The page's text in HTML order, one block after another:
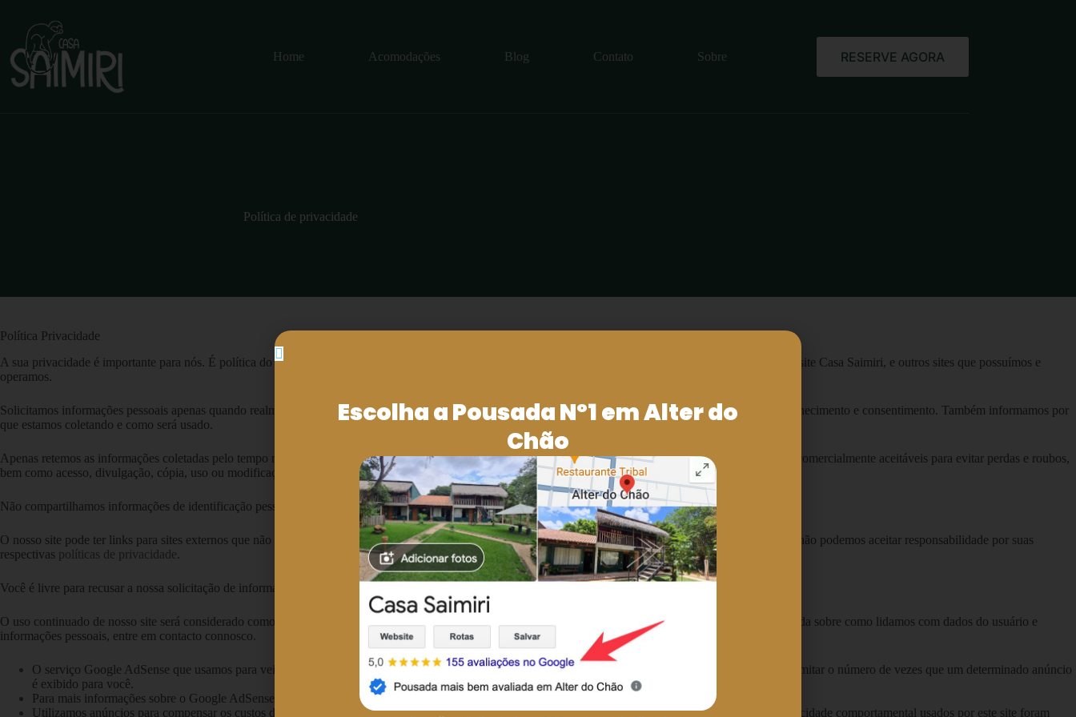
Home Acomodações Blog Contato Sobre RESERVE AGORA
Política de privacidade
Política Privacidade
A sua privacidade é importante para nós. É política do Casa Saimiri respeitar a sua privacidade em relação a qualquer informação sua que possamos coletar no site Casa Saimiri, e outros sites que possuímos e
operamos.
Solicitamos informações pessoais apenas quando realmente precisamos delas para lhe fornecer um serviço. Fazemo-lo por meios justos e legais, com o seu conhecimento e consentimento. Também informamos por
que estamos coletando e como será usado.
Apenas retemos as informações coletadas pelo tempo necessário para fornecer o serviço solicitado. Quando armazenamos dados, protegemos dentro de meios comercialmente aceitáveis ​​para evitar perdas e roubos,
bem como acesso, divulgação, cópia, uso ou modificação não autorizados.
Não compartilhamos informações de identificação pessoal publicamente ou com terceiros, exceto quando exigido por lei.
O nosso site pode ter links para sites externos que não são operados por nós. Esteja ciente de que não temos controle sobre o conteúdo e práticas desses sites e não podemos aceitar responsabilidade por suas
respectivas políticas de privacidade.
Você é livre para recusar a nossa solicitação de informações pessoais, entendendo que talvez não possamos fornecer alguns dos serviços desejados.
O uso continuado de nosso site será considerado como aceitação de nossas práticas em torno de privacidade e informações pessoais. Se você tiver alguma dúvida sobre como lidamos com dados do usuário e
informações pessoais, entre em contacto connosco.
O serviço Google AdSense que usamos para veicular publicidade usa um cookie DoubleClick para veicular anúncios mais relevantes em toda a Web e limitar o número de vezes que um determinado anúncio
é exibido para você.
Para mais informações sobre o Google AdSense, consulte as FAQs oficiais sobre privacidade do Google AdSense.
Utilizamos anúncios para compensar os custos de funcionamento deste site e fornecer financiamento para futuros desenvolvimentos. Os cookies de publicidade comportamental usados ​​por este site foram
Escolha a Pousada Nº1 em Alter do
Chão